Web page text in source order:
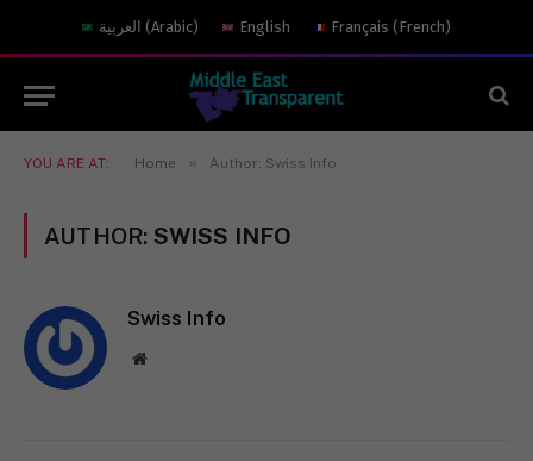
العربية (Arabic) English Français (French)
YOU ARE AT: Home » Author: Swiss Info
AUTHOR: SWISS INFO
Swiss Info
Website